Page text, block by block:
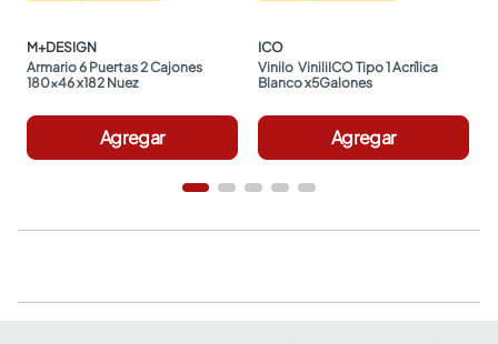
M+DESIGN
Armario 6 Puertas 2 Cajones
180x46 x182 Nuez
Agregar
ICO
Vinilo  ViniliICO Tipo 1 Acrílica
Blanco x5Galones
Agregar